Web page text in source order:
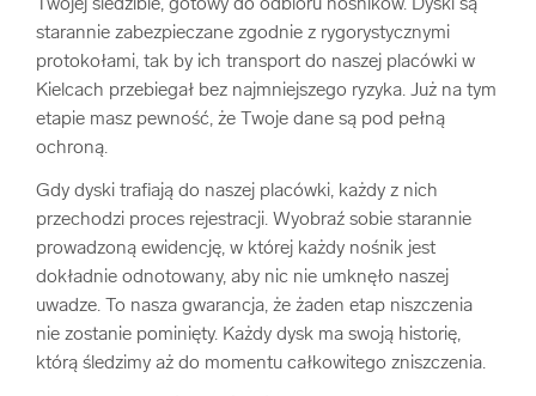
Twojej siedzibie, gotowy do odbioru nośników. Dyski są
starannie zabezpieczane zgodnie z rygorystycznymi
protokołami, tak by ich transport do naszej placówki w
Kielcach przebiegał bez najmniejszego ryzyka. Już na tym
etapie masz pewność, że Twoje dane są pod pełną
ochroną.
Gdy dyski trafiają do naszej placówki, każdy z nich
przechodzi proces rejestracji. Wyobraź sobie starannie
prowadzoną ewidencję, w której każdy nośnik jest
dokładnie odnotowany, aby nic nie umknęło naszej
uwadze. To nasza gwarancja, że żaden etap niszczenia
nie zostanie pominięty. Każdy dysk ma swoją historię,
którą śledzimy aż do momentu całkowitego zniszczenia.